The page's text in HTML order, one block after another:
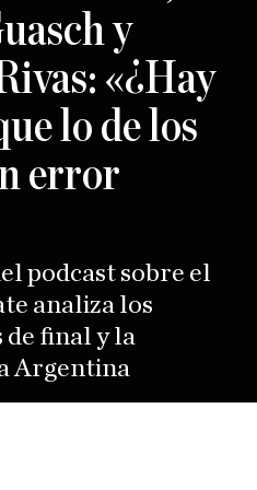
y
«¿Hay
lo de los
error
podcast sobre el
analiza los
de final y la
Argentina